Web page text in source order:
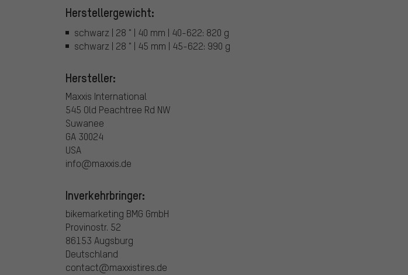
Herstellergewicht:
schwarz | 28 " | 40 mm | 40-622: 820 g
schwarz | 28 " | 45 mm | 45-622: 990 g
Hersteller:
Maxxis International
545 Old Peachtree Rd NW
Suwanee
GA 30024
USA
info@maxxis.de
Inverkehrbringer:
bikemarketing BMG GmbH
Provinostr. 52
86153 Augsburg
Deutschland
contact@maxxistires.de